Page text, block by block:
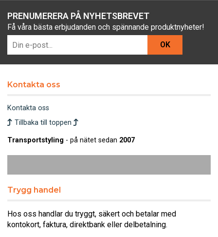
PRENUMERERA PÅ NYHETSBREVET
Få våra bästa erbjudanden och spännande produktnyheter!
OK
Kontakta oss
Kontakta oss
Tillbaka till toppen
Transportstyling - på nätet sedan 2007
Trygg handel
Hos oss handlar du tryggt, säkert och betalar med
kontokort, faktura, direktbank eller delbetalning.